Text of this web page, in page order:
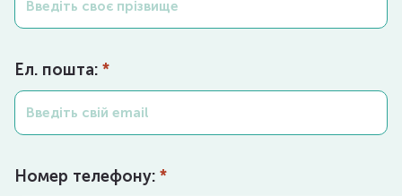
Ел. пошта:*
Номер телефону:*